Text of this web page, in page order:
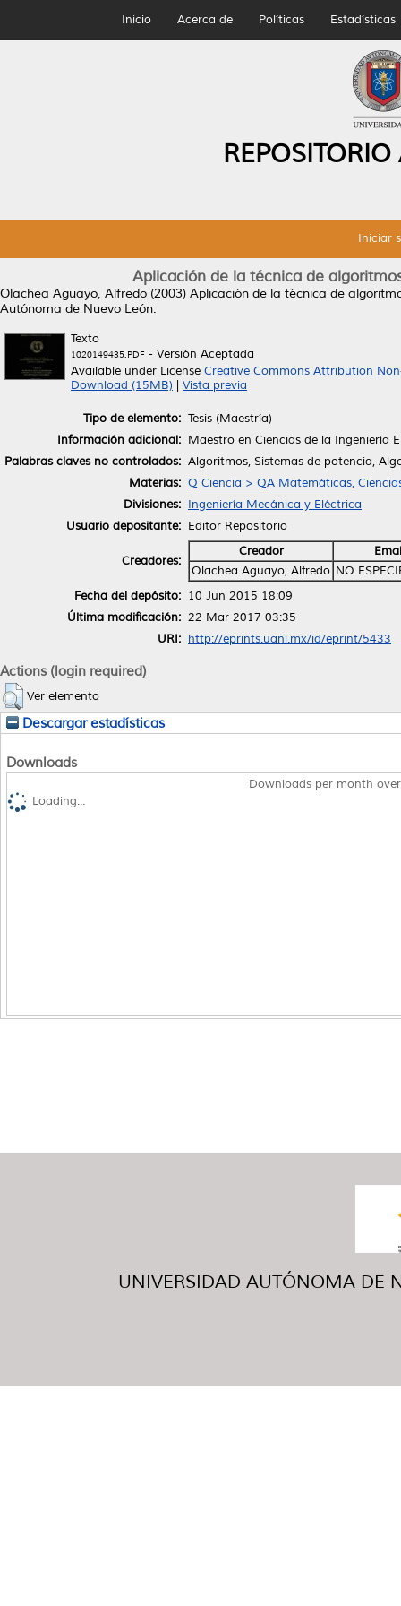
Inicio Acerca de Políticas Estadísticas
Iniciar
Aplicación de la técnica de
Olachea Aguayo, Alfredo (2003) Aplicación de la técnica de
Autónoma de Nuevo León.
Texto
1020149435.PDF - Versión Aceptada
Available under License Creative Commons Attribution
Download (15MB)
Vista previa
Tipo de elemento: Tesis (Maestría)
Información adicional: Maestro en Ciencias de la Ingeniería
Palabras claves no controlados: Algoritmos, Sistemas de potencia,
Materias: Q Ciencia > QA Matemáticas,
Divisiones: Ingeniería Mecánica y Eléctrica
Usuario depositante: Editor Repositorio
Creadores:
Creador
Olachea Aguayo, Alfredo NO
Fecha del depósito: 10 Jun 2015 18:09
Última modificación: 22 Mar 2017 03:35
URI: http://eprints.uanl.mx/id/eprint/5433
Actions (login required)
Ver elemento
Descargar estadísticas
Downloads
Downloads per month
Loading...
UNIVERSIDAD AUTÓNOMA DE